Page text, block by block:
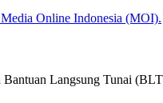
Bantuan Langsung Tunai